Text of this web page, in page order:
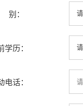
：
学历：
电话：